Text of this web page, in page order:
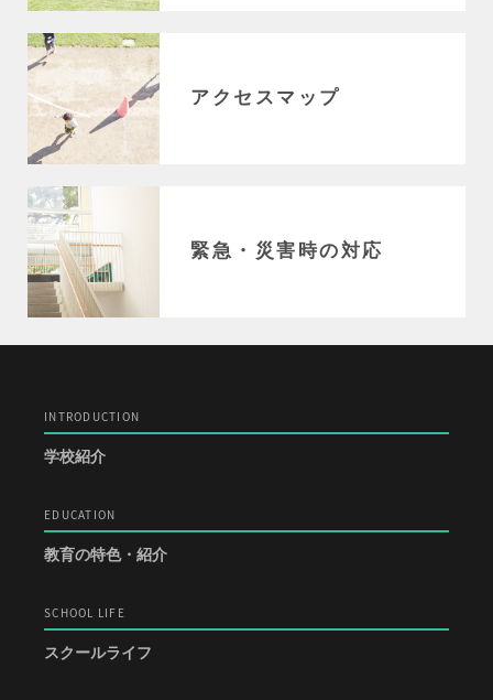
アクセスマップ
緊急・災害時の対応
INTRODUCTION
学校紹介
EDUCATION
教育の特色・紹介
SCHOOL LIFE
スクールライフ